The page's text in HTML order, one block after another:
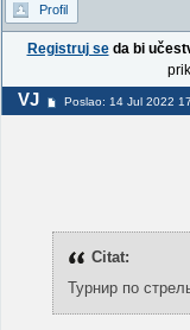
Profil
Registruj seda bi
VJ Poslao: 14 Jul 2022
Citat:
Турнир по